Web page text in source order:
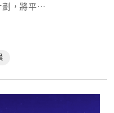
劃，將平⋯